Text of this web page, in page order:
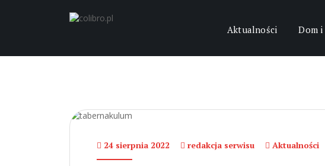
Aktualności Dom
24 sierpnia 2022 redakcja serwisu Aktualności